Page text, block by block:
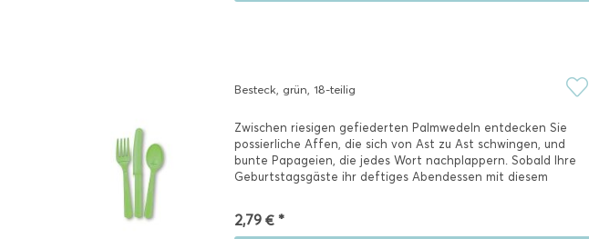
Besteck, grün, 18-teilig
Zwischen riesigen gefiederten Palmwedeln entdecken Sie
possierliche Affen, die sich von Ast zu Ast schwingen, und
bunte Papageien, die jedes Wort nachplappern. Sobald Ihre
Geburtstagsgäste ihr deftiges Abendessen mit diesem
2,79 € *